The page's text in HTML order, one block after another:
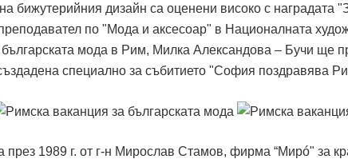
бижутерийния дизайн са оценени високо с наградата
по "Мода и аксесоар" в Националната
мода в Рим, Милка Александова – Бучи ще
специално за събитието "София поздравява
през 1989 г. от г-н Мирослав Стамов, фирма “Мирó" за